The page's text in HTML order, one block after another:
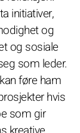
initiativer,
og
og sosiale
som leder.
føre ham
hvis
som gir